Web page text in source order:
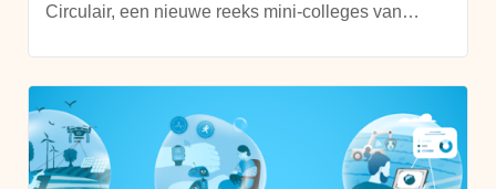
Circulair, een nieuwe reeks mini-colleges van…